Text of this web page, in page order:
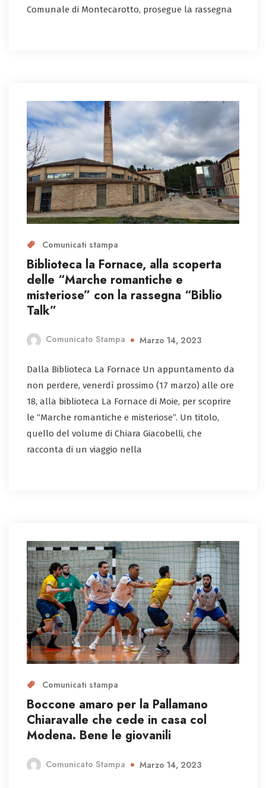
Comunale di Montecarotto, prosegue la rassegna
Comunicati stampa
Biblioteca la Fornace, alla scoperta
delle “Marche romantiche e
misteriose” con la rassegna “Biblio
Talk”
Comunicato Stampa Marzo 14, 2023
Dalla Biblioteca La Fornace Un appuntamento da
non perdere, venerdì prossimo (17 marzo) alle ore
18, alla biblioteca La Fornace di Moie, per scoprire
le “Marche romantiche e misteriose”. Un titolo,
quello del volume di Chiara Giacobelli, che
racconta di un viaggio nella
Comunicati stampa
Boccone amaro per la Pallamano
Chiaravalle che cede in casa col
Modena. Bene le giovanili
Comunicato Stampa Marzo 14, 2023